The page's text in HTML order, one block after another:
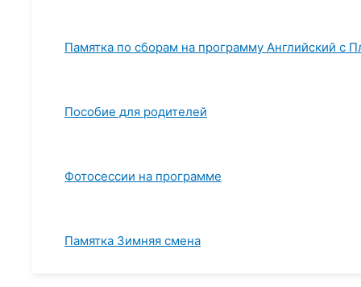
Памятка по сборам на программу Английский с
Пособие для родителей
Фотосессии на программе
Памятка Зимняя смена